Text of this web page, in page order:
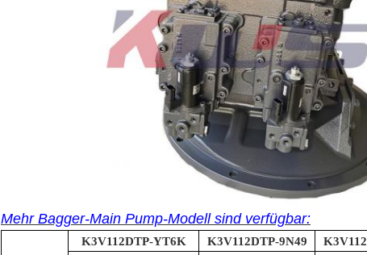
Mehr Bagger-Main Pump-Modell sind verfügbar:
K3V112DTP-YT6K K3V112DTP-9N49